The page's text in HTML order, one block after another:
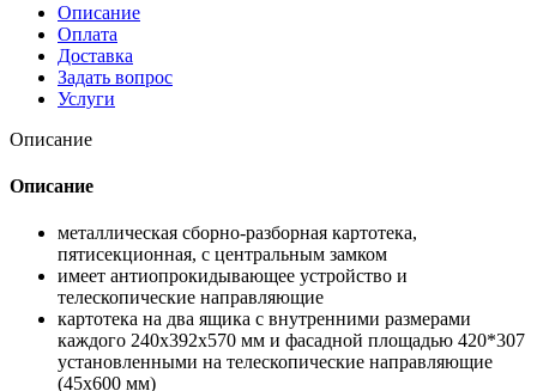
Описание
Оплата
Доставка
Задать вопрос
Услуги
Описание
Описание
металлическая сборно-разборная картотека,
пятисекционная, с центральным замком
имеет антиопрокидывающее устройство и
телескопические направляющие
картотека на два ящика с внутренними размерами
каждого 240х392х570 мм и фасадной площадью 420*307
установленными на телескопические направляющие
(45х600 мм)